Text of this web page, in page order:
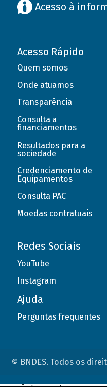
Acesso à
Acesso Rápido
Quem somos
Onde atuamos
Transparência
Consulta a
financiamentos
Resultados para a
sociedade
Credenciamento de
Equipamentos
Consulta PAC
Moedas contratuais
Redes Sociais
YouTube
Instagram
Ajuda
Perguntas frequentes
© BNDES. Todos os